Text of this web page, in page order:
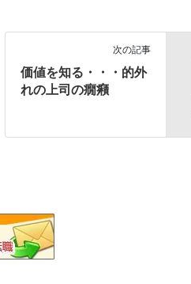
次の記事
価値を知る・・・的外
れの上司の癇癪